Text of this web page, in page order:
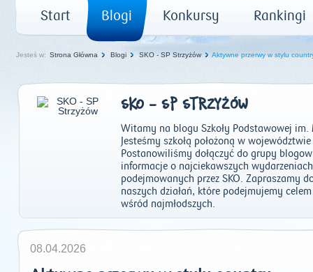
Start Blogi Konkursy Rankingi
Jesteś w: Strona Główna Blogi SKO - SP Strzyżów Aktywne przerwy w stylu
SKO - SP STRZYŻÓW
Witamy na blogu Szkoły Podstawowej
Jesteśmy szkołą położoną w
Postanowiliśmy dołączyć do grupy
informacje o najciekawszych
podejmowanych przez SKO. Zapraszamy
naszych działań, które podejmujemy
wśród najmłodszych.
08.04.2026